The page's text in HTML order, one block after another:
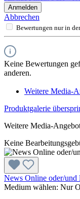
Anmelden
Abbrechen
Bewertungen nur in
Keine Bewertungen
anderen.
Weitere Media-
Produktgalerie
Weitere Media-
Keine
News Online oder/und
Medium wählen: Nur